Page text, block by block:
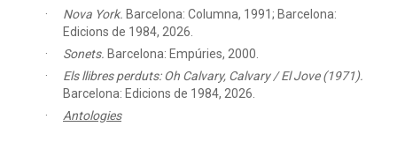
Nova York. Barcelona: Columna, 1991; Barcelona:
Edicions de 1984, 2026.
Sonets. Barcelona: Empúries, 2000.
Els llibres perduts: Oh Calvary, Calvary / El Jove (1971).
Barcelona: Edicions de 1984, 2026.
Antologies